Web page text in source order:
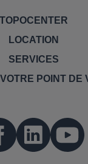
TOPOCENTER
LOCATION
SERVICES
POINT DE